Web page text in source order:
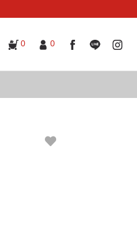
0 0